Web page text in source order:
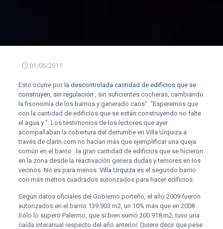
01/06/2011
Esto ocurre por la descontrolada cantidad de edificios que se
construyen, sin regulación , sin suficientes cocheras, cambiando
la fisonomía de los barrios y generado caos”. “Esperemos que
con la cantidad de edificios que se están construyendo no falte
el agua y ”. Los testimonios de los lectores que ayer
acompañaban la cobertura del derrumbe en Villa Urquiza a
través de clarín.com no hacían más que ejemplificar una queja
común en el barrio : la gran cantidad de edificios que se hicieron
en la zona desde la reactivación genera dudas y temores en los
vecinos. No es para menos: Villa Urquiza es el segundo barrio
con más metros cuadrados autorizados para hacer edificios.
Según datos oficiales del Gobierno porteño, el año 2009 fueron
autorizados en el barrio 139.903 m2, un 10% más que en 2008 .
Sólo lo superó Palermo, que si bien sumó 200.918 m2, tuvo una
caída interanual respecto del año anterior. Quiere decir que pese